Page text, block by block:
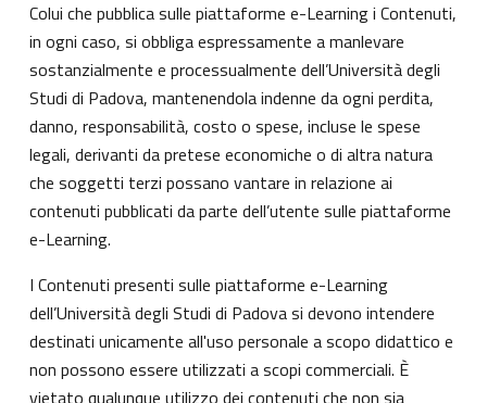
Colui che pubblica sulle piattaforme e-Learning i Contenuti,
in ogni caso, si obbliga espressamente a manlevare
sostanzialmente e processualmente dell’Università degli
Studi di Padova, mantenendola indenne da ogni perdita,
danno, responsabilità, costo o spese, incluse le spese
legali, derivanti da pretese economiche o di altra natura
che soggetti terzi possano vantare in relazione ai
contenuti pubblicati da parte dell’utente sulle piattaforme
e-Learning.
I Contenuti presenti sulle piattaforme e-Learning
dell’Università degli Studi di Padova si devono intendere
destinati unicamente all'uso personale a scopo didattico e
non possono essere utilizzati a scopi commerciali. È
vietato qualunque utilizzo dei contenuti che non sia